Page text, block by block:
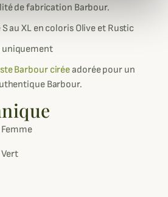
de fabrication Barbour.
au XL en coloris Olive et Rustic
uniquement
Barbour ciréeadorée pour un
Barbour.
Femme
Vert